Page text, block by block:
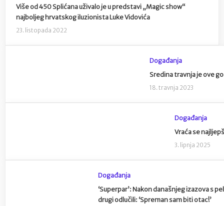
Više od 450 Splićana uživalo je u predstavi „Magic show“
najboljeg hrvatskog iluzionista Luke Vidovića
23. listopada 2022
Događanja
Sredina travnja je ove
18. travnja 2023
Događanja
Vraća se
3. lipnja 2025
Događanja
‘Superpar’: Nakon današnjeg izazova s
drugi odlučili: ‘Spreman sam biti otac!’